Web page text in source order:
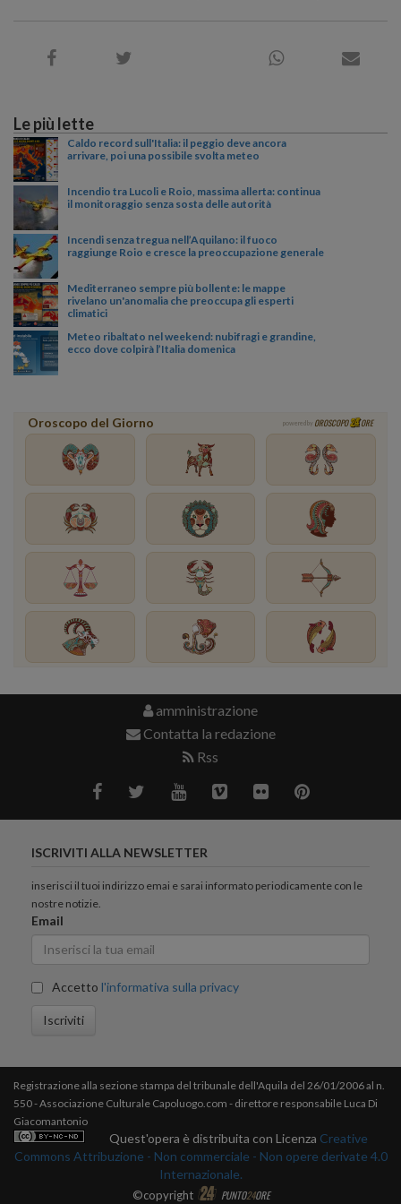
Le più lette
Caldo record sull'Italia: il peggio deve ancora
arrivare, poi una possibile svolta meteo
Incendio tra Lucoli e Roio, massima allerta: continua
il monitoraggio senza sosta delle autorità
Incendi senza tregua nell’Aquilano: il fuoco
raggiunge Roio e cresce la preoccupazione generale
Mediterraneo sempre più bollente: le mappe
rivelano un'anomalia che preoccupa gli esperti
climatici
Meteo ribaltato nel weekend: nubifragi e grandine,
ecco dove colpirà l’Italia domenica
Oroscopo del Giorno powered by OROSCOPO ORE
amministrazione
Contatta la redazione
Rss
ISCRIVITI ALLA NEWSLETTER
inserisci il tuoi indirizzo emai e sarai informato periodicamente con le
nostre notizie.
Email
Accetto l'informativa sulla privacy
Iscriviti
Registrazione alla sezione stampa del tribunale dell'Aquila del 26/01/2006 al n.
550 - Associazione Culturale Capoluogo.com - direttore responsabile Luca Di
Giacomantonio
Quest'opera è distribuita con Licenza Creative
Commons Attribuzione - Non commerciale - Non opere derivate 4.0
Internazionale.
©copyright PUNTO24ORE